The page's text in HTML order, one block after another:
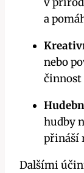
a
nebo
činnost
hudby
přináší
Dalšími